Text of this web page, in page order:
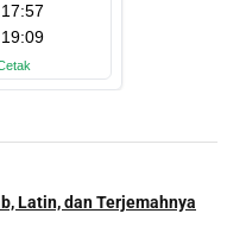
Latin, dan Terjemahnya